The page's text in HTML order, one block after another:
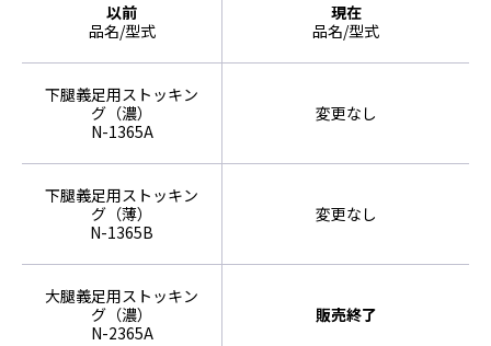
以前
品名/型式
現在
品名/型式
下腿義足用ストッキン
グ（濃）
N-1365A
変更なし
下腿義足用ストッキン
グ（薄）
N-1365B
変更なし
大腿義足用ストッキン
グ（濃）
N-2365A
販売終了